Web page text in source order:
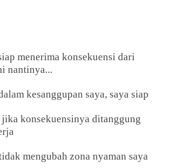
menerima konsekuensi dari
nantinya...
kesanggupan saya, saya siap
jika konsekuensinya ditanggung
mengubah zona nyaman saya